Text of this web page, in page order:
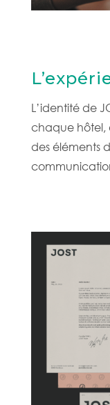
L’identité de
chaque hôtel,
des éléments